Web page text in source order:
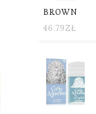
BROWN
46.79ZŁ